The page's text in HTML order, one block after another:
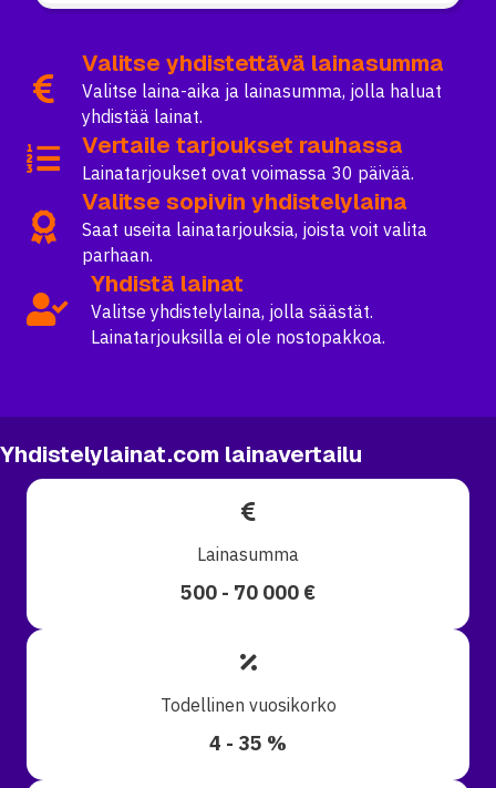
Valitse yhdistettävä lainasumma
Valitse laina-aika ja lainasumma, jolla haluat
yhdistää lainat.
Vertaile tarjoukset rauhassa
Lainatarjoukset ovat voimassa 30 päivää.
Valitse sopivin yhdistelylaina
Saat useita lainatarjouksia, joista voit valita
parhaan.
Yhdistä lainat
Valitse yhdistelylaina, jolla säästät.
Lainatarjouksilla ei ole nostopakkoa.
Yhdistelylainat.com lainavertailu
Lainasumma
500 - 70 000 €
Todellinen vuosikorko
4 - 35 %